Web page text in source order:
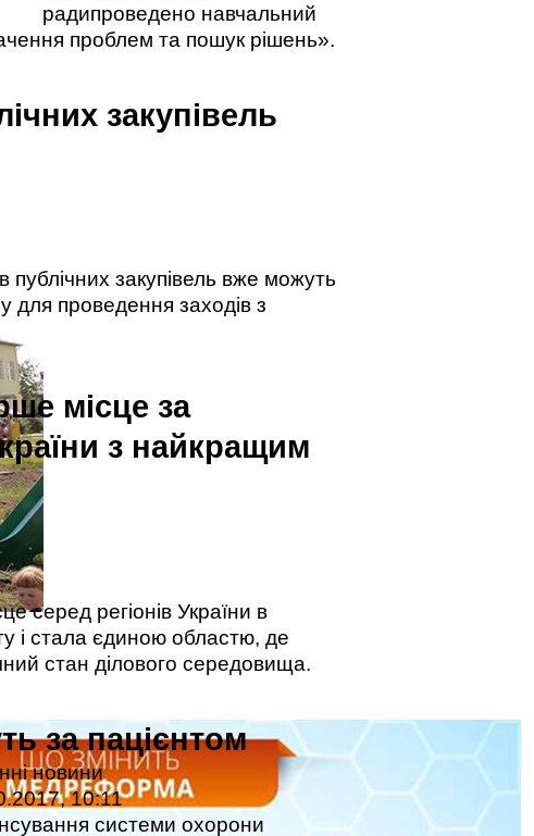
радипроведено навчальний
проблем та пошук рішень».
закупівель
закупівель вже можуть
для проведення заходів з
місце за
з найкращим
серед регіонів України в
і стала єдиною областю, де
стан ділового середовища.
за пацієнтом
новини
10:11
системи охорони